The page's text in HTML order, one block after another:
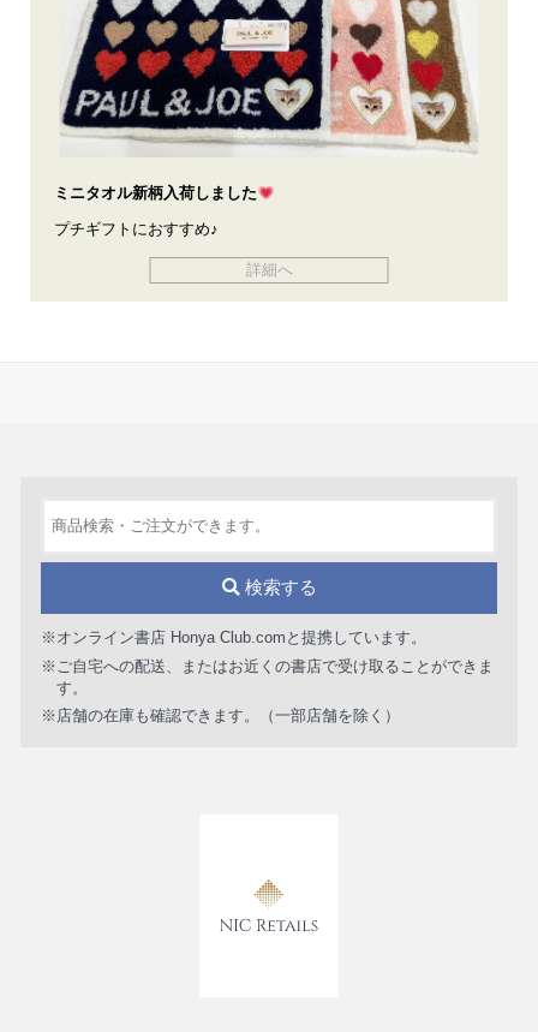
ミニタオル新柄入荷しました
プチギフトにおすすめ♪
詳細へ
検索する
※オンライン書店 Honya Club.comと提携しています。
※ご自宅への配送、またはお近くの書店で受け取ることができま
す。
※店舗の在庫も確認できます。（一部店舗を除く）